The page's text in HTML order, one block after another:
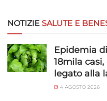
NOTIZIE SALUTE E
Epidemia
18mila
legato alla
4 AGOSTO 2026